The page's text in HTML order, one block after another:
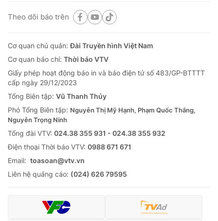
Theo dõi báo trên
Cơ quan chủ quản:Đài Truyền hình Việt Nam
Cơ quan báo chí: Thời báo VTV
Giấy phép hoạt động báo in và báo điện tử số 483/GP-BTTTT
cấp ngày 29/12/2023
Tổng Biên tập: Vũ Thanh Thủy
Phó Tổng Biên tập: Nguyễn Thị Mỹ Hạnh, Phạm Quốc Thắng,
Nguyễn Trọng Ninh
Tổng đài VTV: 024.38 355 931 - 024.38 355 932
Ðiện thoại Thời báo VTV: 0988 671 671
Email: toasoan@vtv.vn
Liên hệ quảng cáo: (024) 626 79595